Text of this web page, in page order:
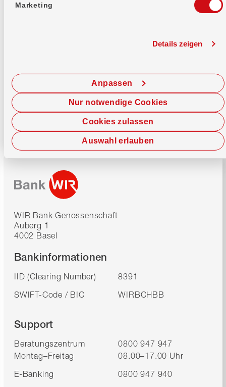
Marketing
Details zeigen
Cookies zulassen
Anpassen
Auswahl erlauben
Nur notwendige Cookies
Jetzt chatten
WIR Bank Genossenschaft
Auberg 1
4002 Basel
Bankinformationen
IID (Clearing Number)
8391
SWIFT-Code / BIC
WIRBCHBB
Support
Beratungszentrum
0800 947 947
Montag–Freitag
08.00–17.00 Uhr
E-Banking
0800 947 940